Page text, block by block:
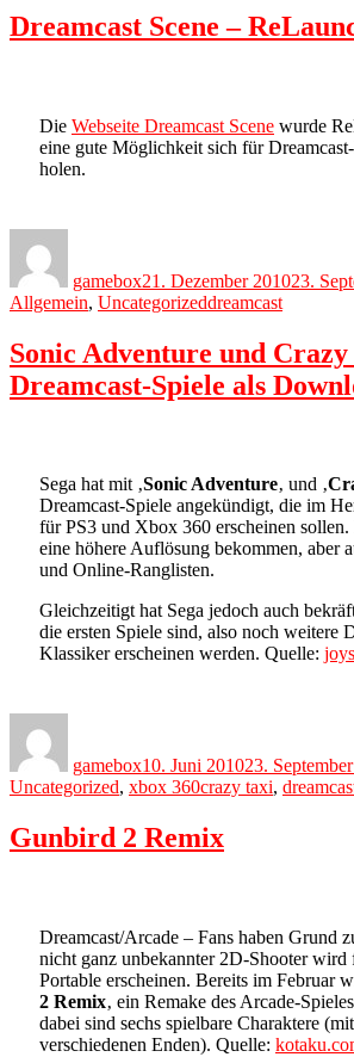
Dreamcast Scene –
Die Webseite Dreamcast Scene wurde
eine gute Möglichkeit sich für
holen.
gamebox21. Dezember 201023.
Allgemein, UncategorizedTags
dreamcast
Sonic Adventure und
Dreamcast-Spiele als
Sega hat mit ‚Sonic Adventure‚ und ‚
Dreamcast-Spiele angekündigt, die im
für PS3 und Xbox 360 erscheinen
eine höhere Auflösung bekommen, aber
und Online-Ranglisten.
Gleichzeitigt hat Sega jedoch auch
die ersten Spiele sind, also noch weitere
Klassiker erscheinen werden. Quelle:
gamebox10. Juni 201023.
Uncategorized, xbox 360Tags
crazy taxi,
Gunbird 2 Remix
Dreamcast/Arcade – Fans haben Grund
nicht ganz unbekannter 2D-Shooter wird
Portable erscheinen. Bereits im Februar
2 Remix‚ ein Remake des Arcade-
dabei sind sechs spielbare Charaktere
verschiedenen Enden). Quelle: